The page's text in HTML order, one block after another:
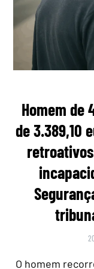
Homem de
de 3.389,10
O homem